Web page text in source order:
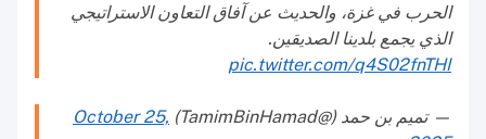
الحرب في غزة، والحديث عن آفاق التعاون الاستراتيجي
الذي يجمع بلدينا الصديقين.
pic.twitter.com/q4S02fnTHI
— تميم بن حمد (@TamimBinHamad)
October 25,